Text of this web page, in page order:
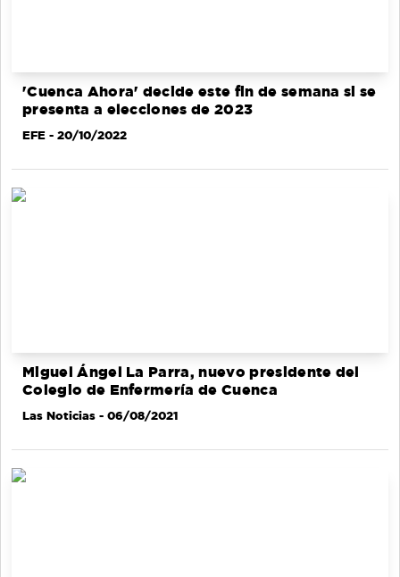
'Cuenca Ahora' decide este fin de semana si se
presenta a elecciones de 2023
EFE - 20/10/2022
Miguel Ángel La Parra, nuevo presidente del
Colegio de Enfermería de Cuenca
Las Noticias - 06/08/2021